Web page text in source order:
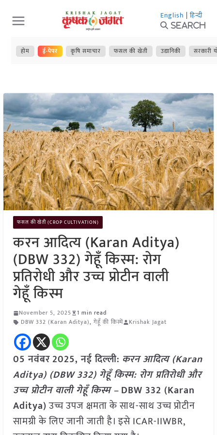
Skip
to
content
English | हिन्दी
Search
होम ई-पेपर कृषि समाचार फसल की खेती उद्यानिकी सरकारी
फसल की खेती (CROP CULTIVATION)
करन आदित्य (Karan Aditya)
(DBW 332) गेहूँ किस्म: रोग
प्रतिरोधी और उच्च प्रोटीन वाली
गेहूँ किस्म
November 5, 2025
1 min read
DBW 332 (Karan Aditya), गेहूँ की किस्में Krishak Jagat
05 नवंबर2025, नई दिल्ली: करन आदित्य (Karan
Aditya) (DBW 332) गेहूँ किस्म: रोग प्रतिरोधी और
उच्च प्रोटीन वाली गेहूँ किस्म –DBW 332 (Karan
Aditya)उच्च उपज क्षमता के साथ-साथ उच्च प्रोटीन
सामग्री के लिए जानी जाती है। इसे ICAR-IIWBR,